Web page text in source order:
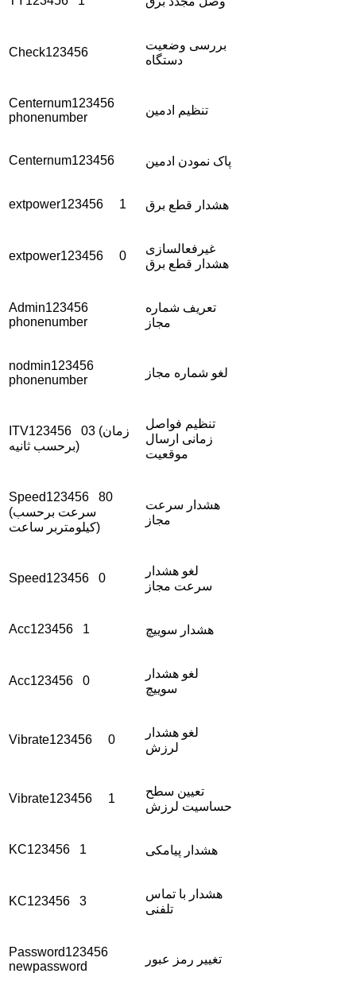
Check123456
بررسی وضعیت
دستگاه
Centernum123456
phonenumber
تنظیم ادمین
Centernum123456 پاک نمودن ادمین
extpower123456 1 هشدار قطع برق
extpower123456 0
غیرفعالسازی
هشدار قطع برق
Admin123456
phonenumber
تعریف شماره
مجاز
nodmin123456
phonenumber
لغو شماره مجاز
ITV123456 03 (زمان
برحسب ثانیه)
تنظیم فواصل
زمانی ارسال
موقعیت
Speed123456 80
(سرعت برحسب
کیلومتربر ساعت)
هشدار سرعت
مجاز
Speed123456 0
لغو هشدار
سرعت مجاز
Acc123456 1 هشدار سوییچ
Acc123456 0
لغو هشدار
سوییچ
Vibrate123456 0
لغو هشدار
لرزش
Vibrate123456 1
تعیین سطح
حساسیت لرزش
KC123456 1 هشدار پیامکی
KC123456 3
هشدار با تماس
تلفنی
Password123456
newpassword
تغییر رمز عبور